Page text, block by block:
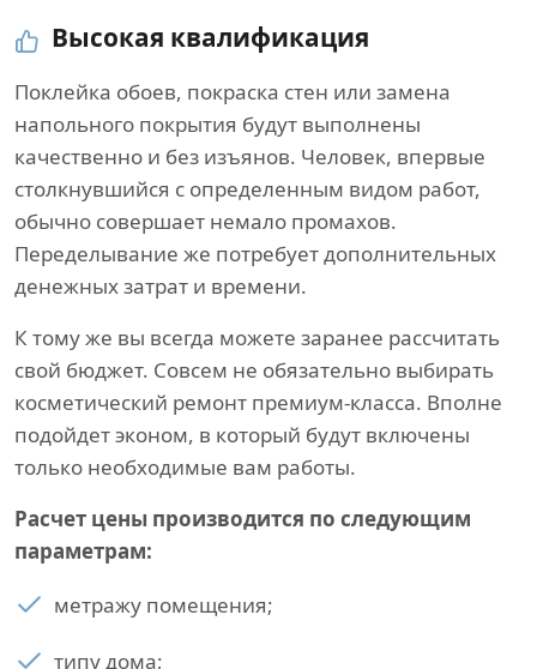
Высокая квалификация
Поклейка обоев, покраска стен или замена
напольного покрытия будут выполнены
качественно и без изъянов. Человек, впервые
столкнувшийся с определенным видом работ,
обычно совершает немало промахов.
Переделывание же потребует дополнительных
денежных затрат и времени.
К тому же вы всегда можете заранее рассчитать
свой бюджет. Совсем не обязательно выбирать
косметический ремонт премиум-класса. Вполне
подойдет эконом, в который будут включены
только необходимые вам работы.
Расчет цены производится по следующим
параметрам:
метражу помещения;
типу дома;